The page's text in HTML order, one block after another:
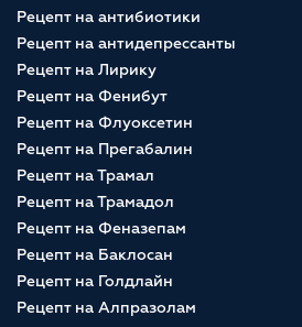
Рецепт на антибиотики
Рецепт на антидепрессанты
Рецепт на Лирику
Рецепт на Фенибут
Рецепт на Флуоксетин
Рецепт на Прегабалин
Рецепт на Трамал
Рецепт на Трамадол
Рецепт на Феназепам
Рецепт на Баклосан
Рецепт на Голдлайн
Рецепт на Алпразолам